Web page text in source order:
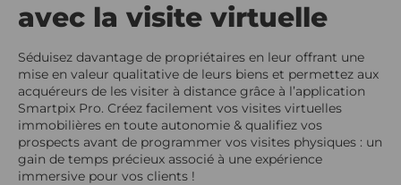
avec la visite virtuelle
Séduisez davantage de propriétaires en leur offrant une
mise en valeur qualitative de leurs biens et permettez aux
acquéreurs de les visiter à distance grâce à l’application
Smartpix Pro. Créez facilement vos visites virtuelles
immobilières en toute autonomie & qualifiez vos
prospects avant de programmer vos visites physiques : un
gain de temps précieux associé à une expérience
immersive pour vos clients !